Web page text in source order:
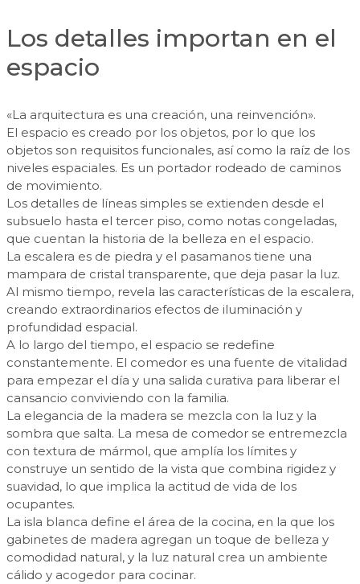
Los detalles importan en el
espacio
«La arquitectura es una creación, una reinvención».
El espacio es creado por los objetos, por lo que los
objetos son requisitos funcionales, así como la raíz de los
niveles espaciales. Es un portador rodeado de caminos
de movimiento.
Los detalles de líneas simples se extienden desde el
subsuelo hasta el tercer piso, como notas congeladas,
que cuentan la historia de la belleza en el espacio.
La escalera es de piedra y el pasamanos tiene una
mampara de cristal transparente, que deja pasar la luz.
Al mismo tiempo, revela las características de la escalera,
creando extraordinarios efectos de iluminación y
profundidad espacial.
A lo largo del tiempo, el espacio se redefine
constantemente. El comedor es una fuente de vitalidad
para empezar el día y una salida curativa para liberar el
cansancio conviviendo con la familia.
La elegancia de la madera se mezcla con la luz y la
sombra que salta. La mesa de comedor se entremezcla
con textura de mármol, que amplía los límites y
construye un sentido de la vista que combina rigidez y
suavidad, lo que implica la actitud de vida de los
ocupantes.
La isla blanca define el área de la cocina, en la que los
gabinetes de madera agregan un toque de belleza y
comodidad natural, y la luz natural crea un ambiente
cálido y acogedor para cocinar.